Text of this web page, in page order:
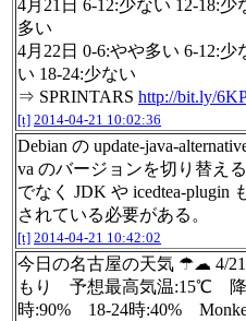
4月21日 6-12:少ない 12-18:少
多い
4月22日 0-6:やや多い 6-12:少
い 18-24:少ない
⇒ SPRINTARS http://bit.ly/
[t] 2014-04-21 10:02:36
Debian の update-java-
va のバージョンを切り替え
でなく JDK や icedtea-plugin
されている必要がある。
[t] 2014-04-21 10:42:02
今日の名古屋の天気 ☂☁ 4/
もり 予想最高気温:15℃
時:90% 18-24時:40%